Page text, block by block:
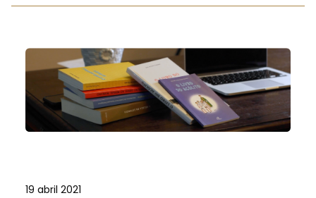
19 abril 2021